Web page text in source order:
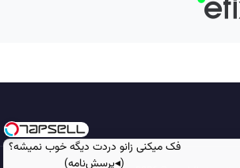
فک میکنی زانو دردت دیگه خوب نمیشه؟
(◂پرسش‌نامه)